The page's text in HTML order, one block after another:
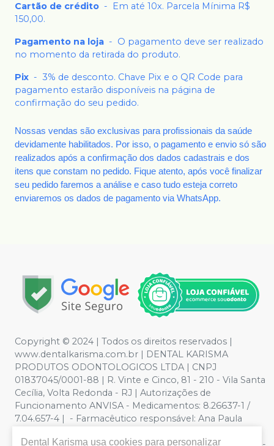
Cartão de crédito -
Em até 10x. Parcela Mínima R$
150,00.
Pagamento na loja - O pagamento deve ser realizado
no momento da retirada do produto.
Pix - 3% de desconto. Chave Pix e o QR Code para
pagamento estarão disponíveis na página de
confirmação do seu pedido.
Nossas vendas são exclusivas para profissionais da saúde
devidamente habilitados. Por isso, o pagamento e envio só são
realizados após a confirmação dos dados cadastrais e dos
itens que constam no pedido. Fique atento, após você finalizar
seu pedido faremos a análise e caso tudo esteja correto
enviaremos os dados de pagamento via WhatsApp.
Copyright © 2024 | Todos os direitos reservados |
www.dentalkarisma.com.br | DENTAL KARISMA
PRODUTOS ODONTOLOGICOS LTDA | CNPJ
01837045/0001-88 | R. Vinte e Cinco, 81 - 210 - Vila Santa
Cecília, Volta Redonda - RJ | Autorizações de
Funcionamento ANVISA - Medicamentos: 8.26637-1 /
7.04.657-4 | - Farmacêutico responsável: Ana Paula
Dental Karisma usa cookies para personalizar